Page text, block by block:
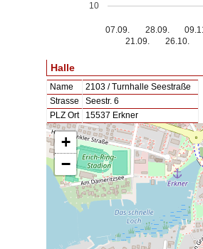
07.09.
21.09.
28.09.
26.10.
10
Halle
Name
2103 / Turnhalle Seestraße
Strasse
Seestr. 6
PLZ Ort
15537 Erkner
+
−